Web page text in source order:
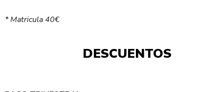
* Matricula 40€
DESCUENTOS